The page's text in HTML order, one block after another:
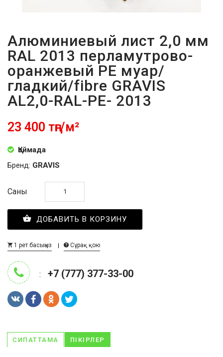
Алюминиевый лист 2,0 мм
RAL 2013 перламутрово-
оранжевый PE муар/
гладкий/fibre GRAVIS
AL2,0-RAL-PE- 2013
23 400 тңг/м²
Қоймада
Бренд: GRAVIS
Саны
ДОБАВИТЬ В КОРЗИНУ
1 рет басыңыз Сұрақ қою
: +7 (777) 377-33-00
СИПАТТАМА ПІКІРЛЕР